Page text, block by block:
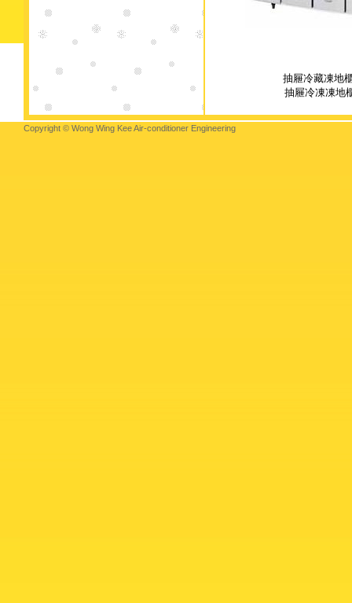
抽屜冷藏凍地
抽屜冷凍凍地
Copyright © Wong Wing Kee Air-conditioner Engineering